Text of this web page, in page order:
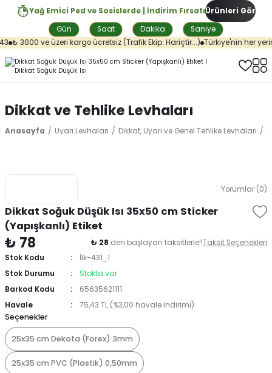
Yağ Emici Ped ve Sosislerde | İndirim Fırsatı
Gün
Saat Dakika Saniye
Ürünleri Gör
₺ 3000 ve üzeri kargo ücretsiz (Trafik Ekip. Hariçtir...) Türkiye'nin her
Dikkat ve Tehlike Levhaları
Anasayfa Uyarı Levhaları Dikkat, Uyarı ve Genel Tehlike Levhaları
Yorumlar (0)
Dikkat Soğuk Düşük Isı 35x50 cm Sticker
(Yapışkanlı) Etiket
₺ 78 ₺ 28 den başlayan taksitlerle!!Taksit Seçenekleri
Stok Kodu
İlk-431_1
Stok Durumu
Stokta var
Barkod Kodu
65635621111
Havale
75,43 TL (%3,00 havale indirimi)
Seçenekler
25x35 cm Dekota (Forex) 3mm
25x35 cm PVC (Plastik) 0,50mm